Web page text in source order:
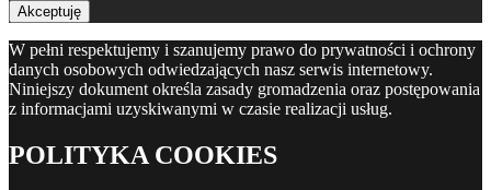
Akceptuję
W pełni respektujemy i szanujemy prawo do prywatności i ochrony
danych osobowych odwiedzających nasz serwis internetowy.
Niniejszy dokument określa zasady gromadzenia oraz postępowania
z informacjami uzyskiwanymi w czasie realizacji usług.
POLITYKA COOKIES